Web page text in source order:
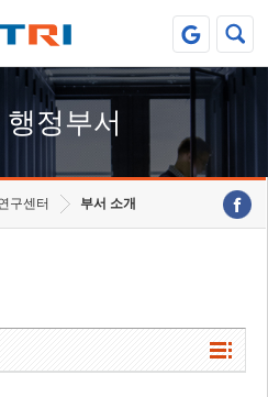
정부서
구센터 부서 소개